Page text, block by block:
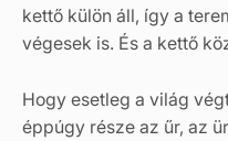
kettő külön áll, így a
végesek is. És a kettő
Hogy esetleg a világ
éppúgy része az űr, az